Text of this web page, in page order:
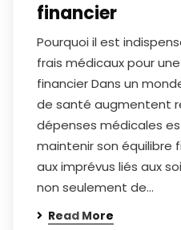
financier
Pourquoi il est
frais médicaux pour
financier Dans un
de santé augmentent
dépenses médicales
maintenir son équilibre
aux imprévus liés aux
non seulement de…
Read More